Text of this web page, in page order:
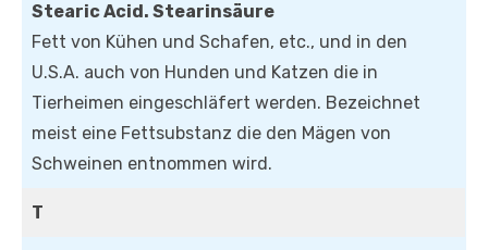
Stearic Acid. Stearinsäure
Fett von Kühen und Schafen, etc., und in den
U.S.A. auch von Hunden und Katzen die in
Tierheimen eingeschläfert werden. Bezeichnet
meist eine Fettsubstanz die den Mägen von
Schweinen entnommen wird.
T